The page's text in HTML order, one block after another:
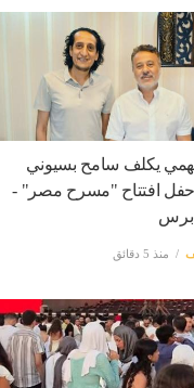
يكلف سامح بسيوني
حفل افتتاح "مسرح مصر" -
برس
منذ 5 دقائق